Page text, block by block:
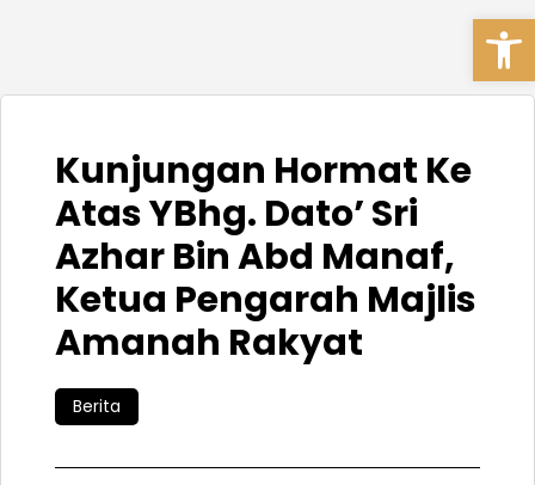
Kunjungan Hormat Ke
Atas YBhg. Dato’ Sri
Azhar Bin Abd Manaf,
Ketua Pengarah Majlis
Amanah Rakyat
Berita